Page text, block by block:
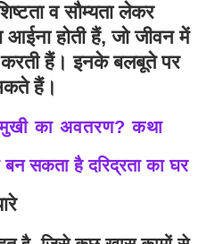
व सौम्यता लेकर
होती हैं, जो जीवन में
हैं। इनके बलबूते पर
हैं।
का अवतरण? कथा
सकता है दरिद्रता का घर